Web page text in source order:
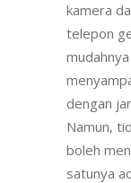
kamera
telepon
dengan
Namun,
boleh
satunya